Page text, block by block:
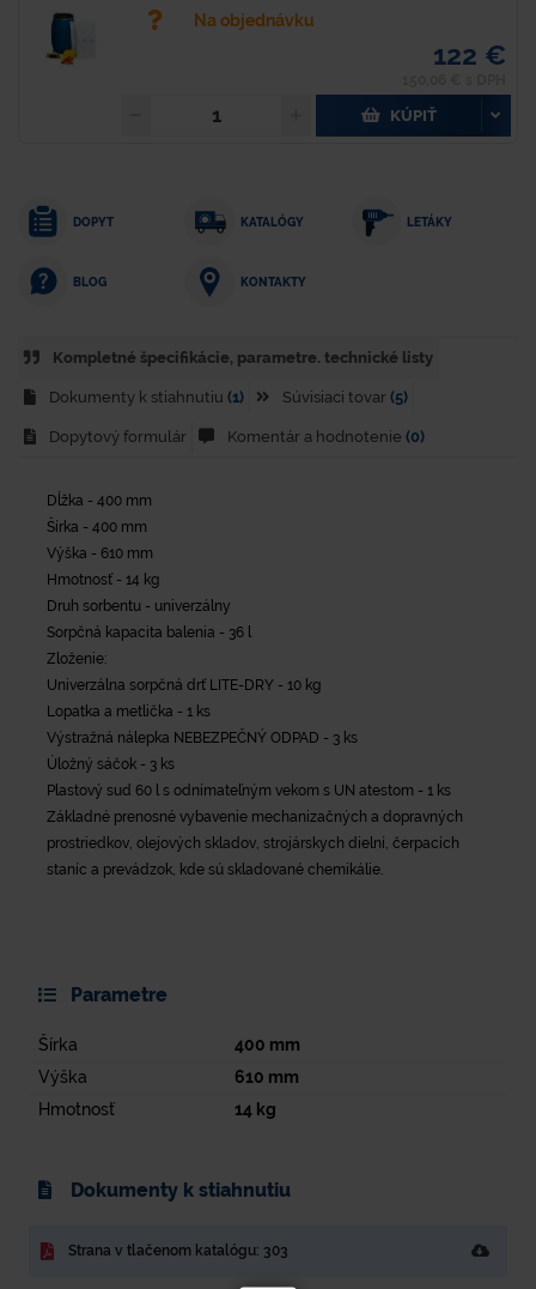
Na objednávku
122 €
KÚPIŤ
DOPYT KATALÓGY LETÁKY
BLOG KONTAKTY
Kompletné špecifikácie, parametre. technické listy
Dokumenty k stiahnutiu (1) Súvisiaci tovar (5)
Dopytový formulár Komentár a hodnotenie (0)
Dĺžka - 400 mm
Šírka - 400 mm
Výška - 610 mm
Hmotnosť - 14 kg
Druh sorbentu - univerzálny
Sorpčná kapacita balenia - 36 l
Zloženie:
Univerzálna sorpčná drť LITE-DRY - 10 kg
Lopatka a metlička - 1 ks
Výstražná nálepka NEBEZPEČNÝ ODPAD - 3 ks
Úložný sáčok - 3 ks
Plastový sud 60 l s odnímateľným vekom s UN atestom - 1 ks
Základné prenosné vybavenie mechanizačných a dopravných
prostriedkov, olejových skladov, strojárskych dielní, čerpacích
staníc a prevádzok, kde sú skladované chemikálie.
Parametre
Šírka 400 mm
Výška
610 mm
Hmotnosť
14kg
Dokumenty k stiahnutiu
Strana v tlačenom katalógu: 303